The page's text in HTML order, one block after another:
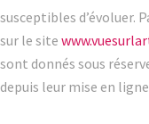
susceptibles d’évoluer.
sur le site
sont donnés sous
depuis leur mise en